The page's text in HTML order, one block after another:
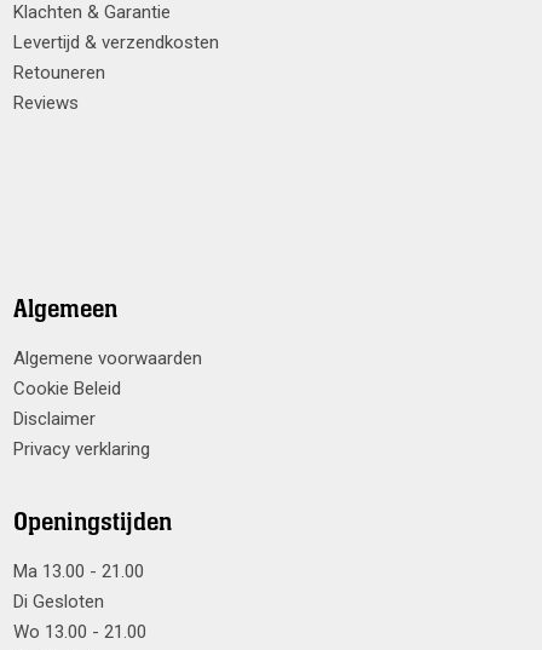
Klachten & Garantie
Levertijd & verzendkosten
Retouneren
Reviews
Algemeen
Algemene voorwaarden
Cookie Beleid
Disclaimer
Privacy verklaring
Openingstijden
Ma 13.00 - 21.00
Di Gesloten
Wo 13.00 - 21.00